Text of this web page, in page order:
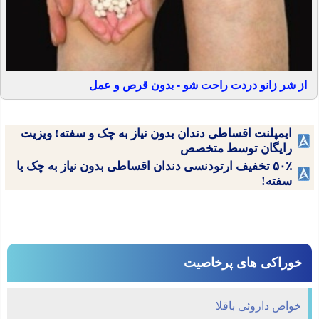
از شر زانو دردت راحت شو - بدون قرص و عمل
ایمپلنت اقساطی دندان بدون نیاز به چک و سفته! ویزیت
رایگان توسط متخصص
۵۰٪ تخفیف ارتودنسی دندان اقساطی بدون نیاز به چک یا
سفته!
خوراکی های پرخاصیت
خواص داروئی باقلا